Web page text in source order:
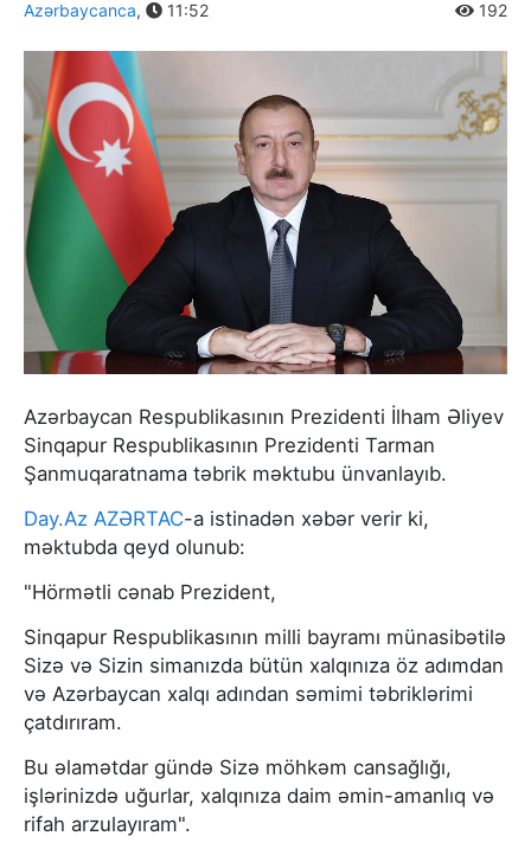
Azərbaycanca, 11:52 192
Azərbaycan Respublikasının Prezidenti İlham Əliyev
Sinqapur Respublikasının Prezidenti Tarman
Şanmuqaratnama təbrik məktubu ünvanlayıb.
Day.Az AZƏRTAC-a istinadən xəbər verir ki,
məktubda qeyd olunub:
"Hörmətli cənab Prezident,
Sinqapur Respublikasının milli bayramı münasibətilə
Sizə və Sizin simanızda bütün xalqınıza öz adımdan
və Azərbaycan xalqı adından səmimi təbriklərimi
çatdırıram.
Bu əlamətdar gündə Sizə möhkəm cansağlığı,
işlərinizdə uğurlar, xalqınıza daim əmin-amanlıq və
rifah arzulayıram".